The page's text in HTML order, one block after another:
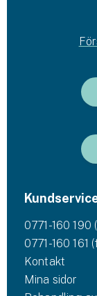
0771-160 190
0771-160 161
Kontakt
Mina sidor